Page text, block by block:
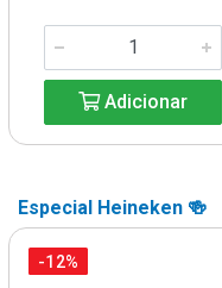
Adicionar
Especial Heineken 🍻
-12%